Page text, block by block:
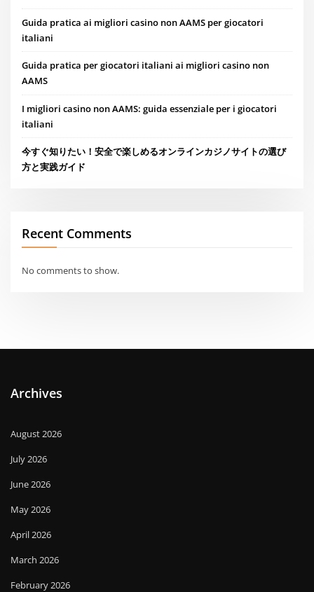
Guida pratica ai migliori casino non AAMS per giocatori
italiani
Guida pratica per giocatori italiani ai migliori casino non
AAMS
I migliori casino non AAMS: guida essenziale per i giocatori
italiani
今すぐ知りたい！安全で楽しめるオンラインカジノサイトの選び
方と実践ガイド
Recent Comments
No comments to show.
Archives
August 2026
July 2026
June 2026
May 2026
April 2026
March 2026
February 2026